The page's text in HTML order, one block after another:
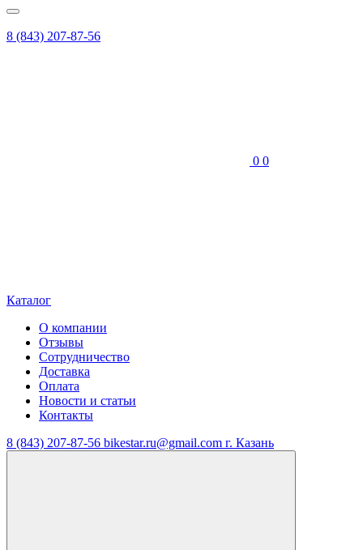
8 (843) 207-87-56
0 0
Каталог
О компании
Отзывы
Сотрудничество
Доставка
Оплата
Новости и статьи
Контакты
8 (843) 207-87-56 bikestar.ru@gmail.com г. Казань